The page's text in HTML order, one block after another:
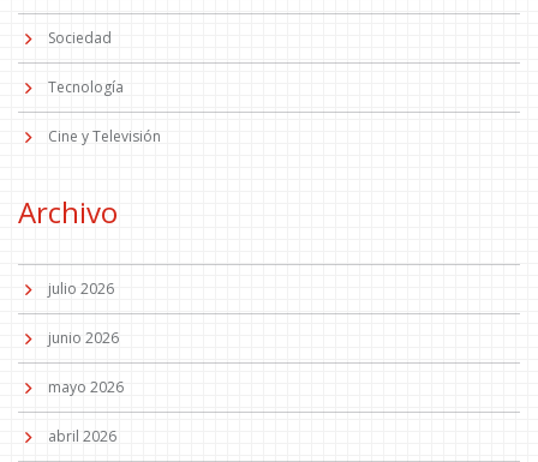
Sociedad
Tecnología
Cine y Televisión
Archivo
julio 2026
junio 2026
mayo 2026
abril 2026